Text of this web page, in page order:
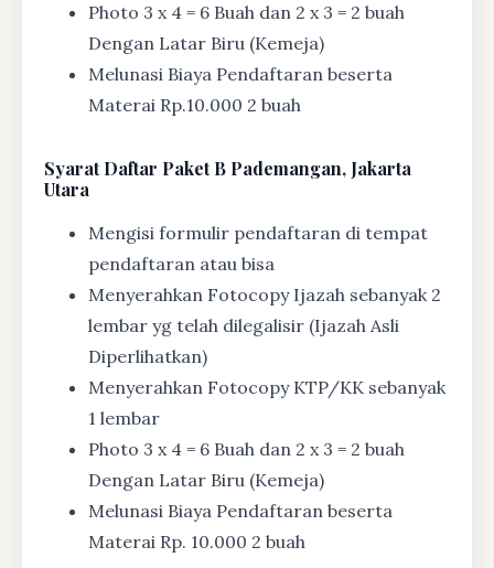
Photo 3 x 4 = 6 Buah dan 2 x 3 = 2 buah
Dengan Latar Biru (Kemeja)
Melunasi Biaya Pendaftaran beserta
Materai Rp.10.000 2 buah
SyaratDaftar Paket B Pademangan, Jakarta
Utara
Mengisi formulir pendaftaran di tempat
pendaftaran atau bisa
Menyerahkan Fotocopy Ijazah sebanyak 2
lembar yg telah dilegalisir (Ijazah Asli
Diperlihatkan)
Menyerahkan Fotocopy KTP/KK sebanyak
1 lembar
Photo 3 x 4 = 6 Buah dan 2 x 3 = 2 buah
Dengan Latar Biru (Kemeja)
Melunasi Biaya Pendaftaran beserta
Materai Rp. 10.000 2 buah